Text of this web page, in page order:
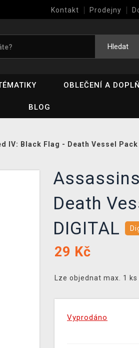
Kontakt Prodejny
Hledat
OBLEČENÍ A
BLOG
IV: Black Flag - Death Vessel Pack
Death
DIGITAL
29 Kč
Lze objednat max. 1
Vyprodáno